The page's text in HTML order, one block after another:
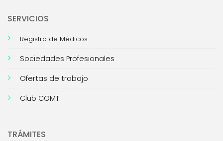
SERVICIOS
Registro de Médicos
Sociedades Profesionales
Ofertas de trabajo
Club COMT
TRÁMITES